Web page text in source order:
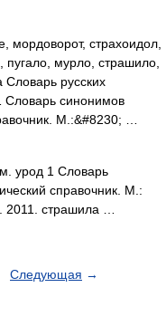
страхоидол,
мурло, страшило,
русских
Словарь синонимов
М.:&#8230; …
урод 1 Словарь
справочник. М.:
2011. страшила …
Следующая →